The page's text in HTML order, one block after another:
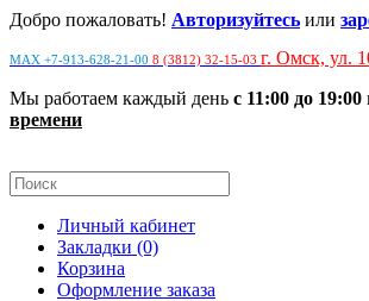
Добро пожаловать! Авторизуйтесь или
MAX +7-913-628-21-00 8 (3812) 32-15-03 г. Омск, ул.
Мы работаем каждый день с 11:00 до 19:00
времени
Личный кабинет
Закладки (0)
Корзина
Оформление заказа